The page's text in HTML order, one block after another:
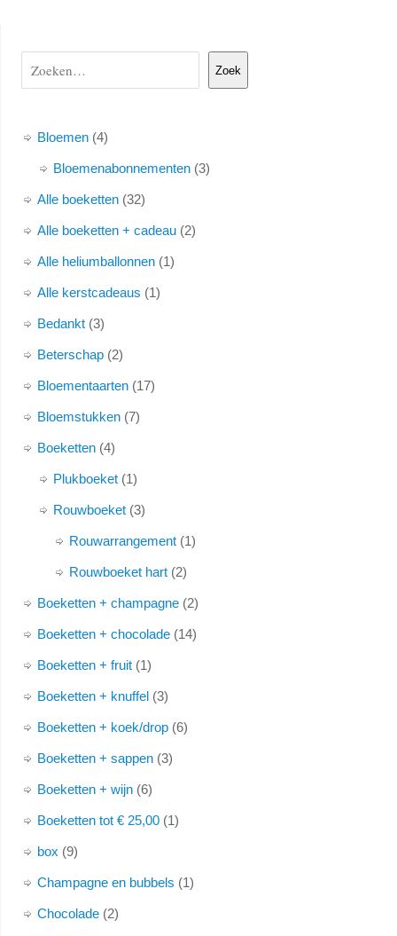
Zoek
Bloemen 4
Bloemenabonnementen 3
Alle boeketten 32
Alle boeketten + cadeau 2
Alle heliumballonnen 1
Alle kerstcadeaus 1
Bedankt 3
Beterschap 2
Bloementaarten 17
Bloemstukken 7
Boeketten 4
Plukboeket 1
Rouwboeket 3
Rouwarrangement 1
Rouwboeket hart 2
Boeketten + champagne 2
Boeketten + chocolade 14
Boeketten + fruit 1
Boeketten + knuffel 3
Boeketten + koek/drop 6
Boeketten + sappen 3
Boeketten + wijn 6
Boeketten tot € 25,00 1
box 9
Champagne en bubbels 1
Chocolade 2